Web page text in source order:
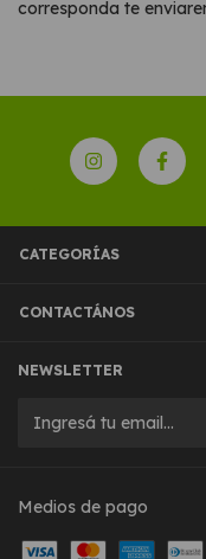
corresponda te
CATEGORÍAS
CONTACTÁNOS
NEWSLETTER
Medios de pago